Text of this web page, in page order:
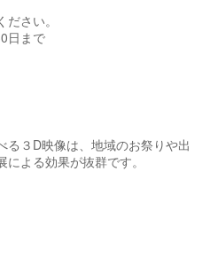
さい。
日まで
る３D映像は、地域のお祭りや出
よる効果が抜群です。